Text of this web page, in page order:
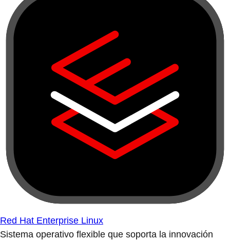
Red Hat Enterprise Linux
Sistema operativo flexible que soporta la innovación